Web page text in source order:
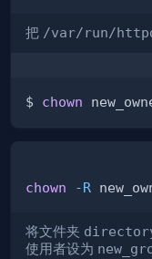
把 /var/run/
$ chown
chown -R
将文件夹
使用者设为